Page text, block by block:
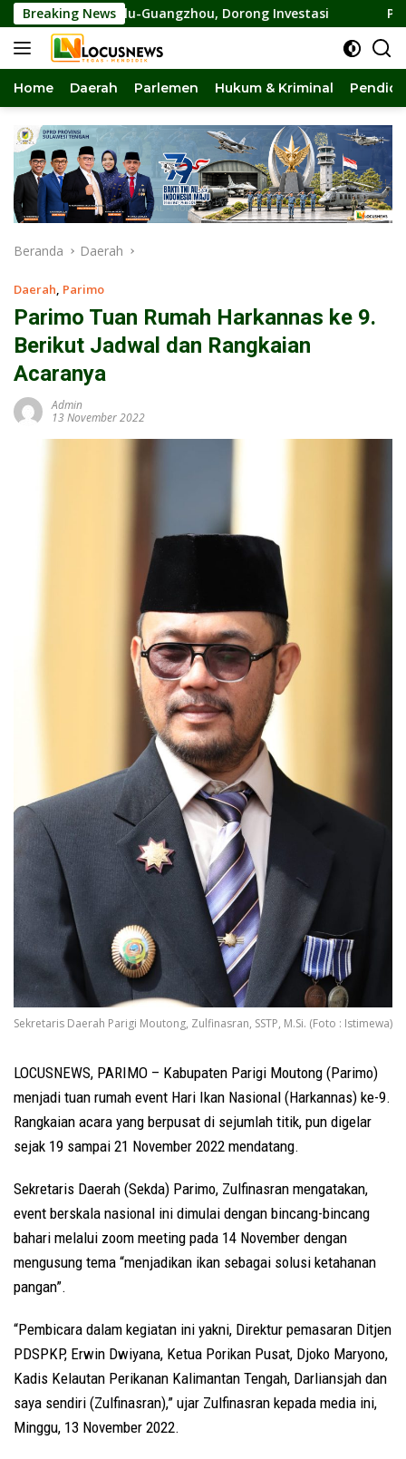
Langsung
ke
konten
Breaking News
Palu-Guangzhou, Dorong Investasi Pansus
Home Daerah Parlemen Hukum & Kriminal
Beranda Daerah
Daerah, Parimo
Parimo Tuan Rumah Harkannas ke 9.
Berikut Jadwal dan Rangkaian
Acaranya
Admin
13 November 2022
Sekretaris Daerah Parigi Moutong, Zulfinasran, SSTP, M.Si. (Foto : Istimewa)
LOCUSNEWS, PARIMO – Kabupaten Parigi Moutong (Parimo)
menjadi tuan rumah event Hari Ikan Nasional (Harkannas) ke-9.
Rangkaian acara yang berpusat di sejumlah titik, pun digelar
sejak 19 sampai 21 November 2022 mendatang.
Sekretaris Daerah (Sekda) Parimo, Zulfinasran mengatakan,
event berskala nasional ini dimulai dengan bincang-bincang
bahari melalui zoom meeting pada 14 November dengan
mengusung tema “menjadikan ikan sebagai solusi ketahanan
pangan”.
“Pembicara dalam kegiatan ini yakni, Direktur pemasaran Ditjen
PDSPKP, Erwin Dwiyana, Ketua Porikan Pusat, Djoko Maryono,
Kadis Kelautan Perikanan Kalimantan Tengah, Darliansjah dan
saya sendiri (Zulfinasran),” ujar Zulfinasran kepada media ini,
Minggu, 13 November 2022.